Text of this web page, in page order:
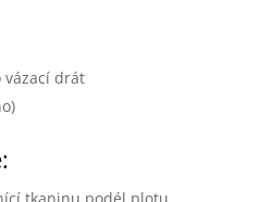
vázací drát